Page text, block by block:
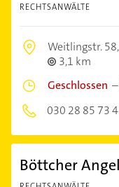
RECHTSANWÄLTE
Weitlingstr. 58,
3,1 km
Geschlossen –
030 28 85 73
Böttcher